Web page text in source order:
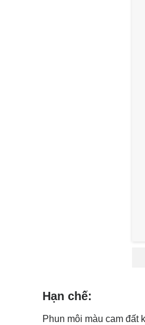
Hạn chế:
Phun môi màu cam